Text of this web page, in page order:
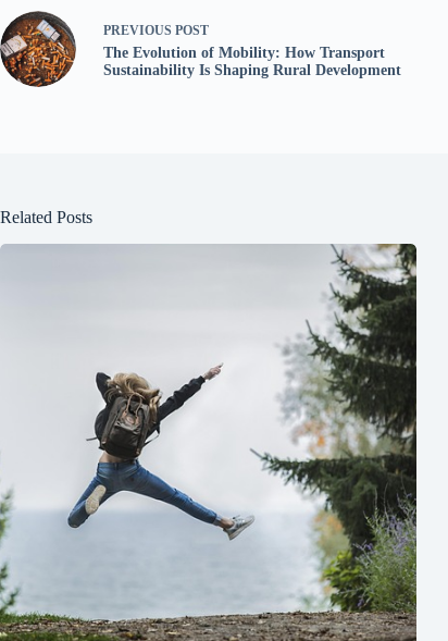
PREVIOUS POST
The Evolution of Mobility: How Transport
Sustainability Is Shaping Rural Development
Related Posts